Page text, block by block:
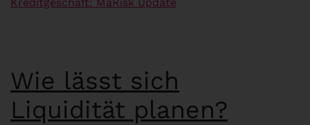
Wie lässt sich
Liquidität planen?